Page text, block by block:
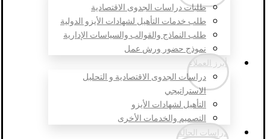
طلبات دراسات الجدوى الاقتصادية
طلب خدمات التأهيل لشهادات الأيزو الدولية
طلب النماذج والقوالب والسياسات الإدارية
نموذج حضور ورش عمل
أبرز العملاء
دراسات الجدوى الاقتصادية و التحليل
الاستراتيجي
التأهيل لشهادات الأيزو
التصميم والخدمات الأخرى
دراسات الحالة